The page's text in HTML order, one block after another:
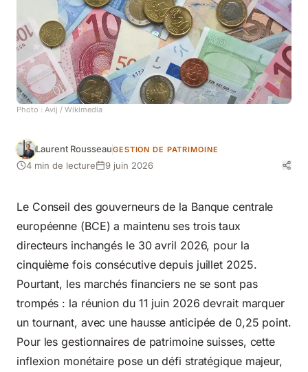
Photo : Avij / Wikimedia
Laurent RousseauGESTION DE PATRIMOINE
4 min de lecture 9 juin 2026
Le Conseil des gouverneurs de la Banque centrale
européenne (BCE) a maintenu ses trois taux
directeurs inchangés le 30 avril 2026, pour la
cinquième fois consécutive depuis juillet 2025.
Pourtant, les marchés financiers ne se sont pas
trompés : la réunion du 11 juin 2026 devrait marquer
un tournant, avec une hausse anticipée de 0,25 point.
Pour les gestionnaires de patrimoine suisses, cette
inflexion monétaire pose un défi stratégique majeur,